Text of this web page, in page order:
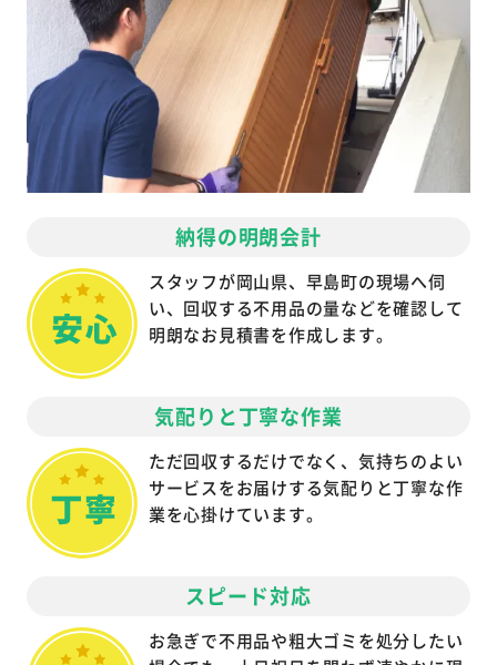
納得の明朗会計
スタッフが岡山県、早島町の現場へ伺
い、回収する不用品の量などを確認して
明朗なお見積書を作成します。
気配りと丁寧な作業
ただ回収するだけでなく、気持ちのよい
サービスをお届けする気配りと丁寧な作
業を心掛けています。
スピード対応
お急ぎで不用品や粗大ゴミを処分したい